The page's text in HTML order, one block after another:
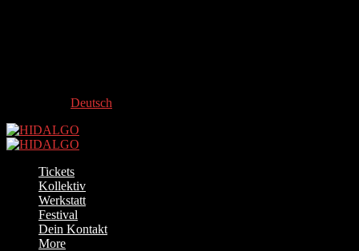
Deutsch
Tickets
Kollektiv
Werkstatt
Festival
Dein Kontakt
More